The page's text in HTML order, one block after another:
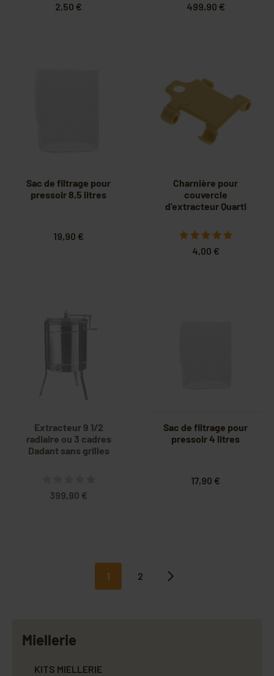
2,50 € 499,90 €
Sac de filtrage pour
pressoir 8,5 litres
19,90 €
Charnière pour
couvercle
d’extracteur Quarti
4,00 €
Extracteur 9 1/2
radiaire ou 3 cadres
Dadant sans grilles
399,90 €
Sac de filtrage pour
pressoir 4 litres
17,90 €
1 2 Suivant
Miellerie
KITS MIELLERIE